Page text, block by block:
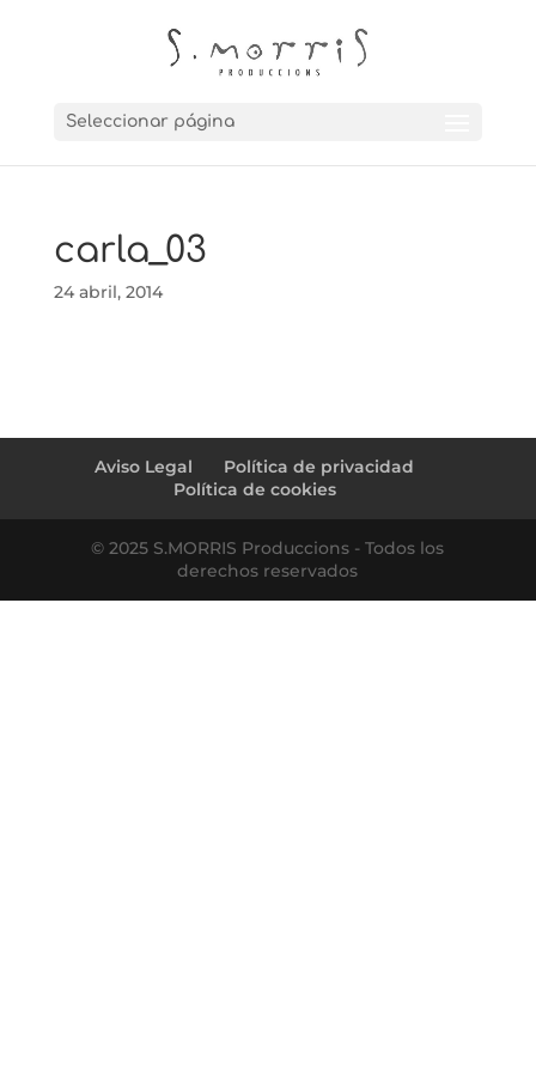
Seleccionar página
carla_03
24 abril, 2014
Aviso Legal
Política de privacidad
Política de cookies
© 2025 S.MORRIS Produccions - Todos los
derechos reservados